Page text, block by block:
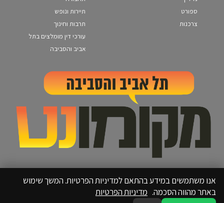
ספורט
צרכנות
תיירות ונופש
תרבות וחינוך
עורכי דין מומלצים בתל
אביב והסביבה
אנו משתמשים במידע בהתאם למדיניות הפרטיות. המשך שימוש
באתר מהווה הסכמה. מדיניות הפרטיות